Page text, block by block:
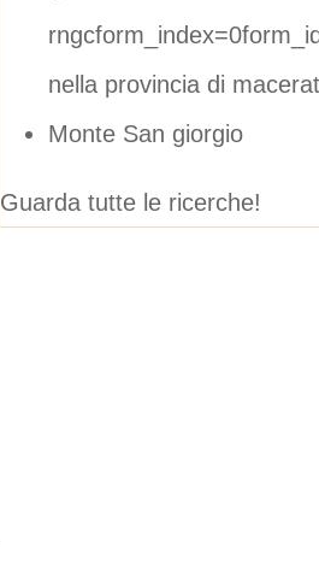
nella provincia di
Monte San giorgio
Guarda tutte le ricerche!